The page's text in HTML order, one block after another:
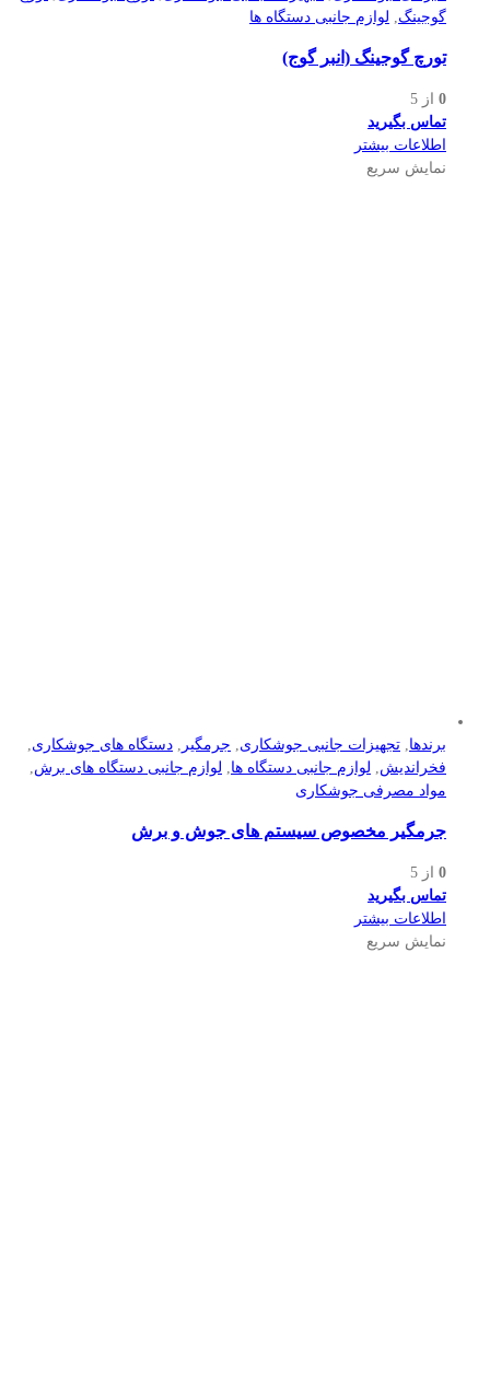
گوجینگ, لوازم جانبی دستگاه ها
تورچ گوجینگ (انبر گوج)
0 از 5
تماس بگیرید
اطلاعات بیشتر
نمایش سریع
برندها تجهیزات جانبی جوشکاری جرمگیر دستگاه های جوشکاری
فخراندیش
لوازم جانبی دستگاه ها لوازم جانبی دستگاه های برش
مواد مصرفی جوشکاری
جرمگیر مخصوص سیستم های جوش و برش
0 از 5
تماس بگیرید
اطلاعات بیشتر
نمایش سریع